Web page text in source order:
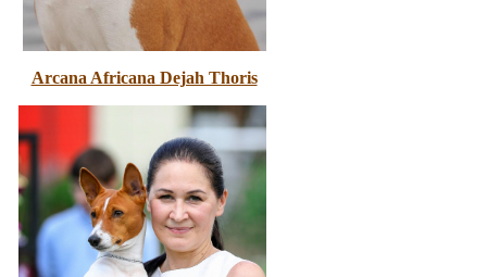
Arcana Africana Dejah Thoris